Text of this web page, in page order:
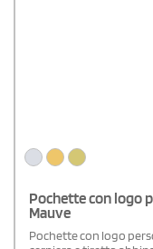
Pochette con logo
Mauve
Pochette con logo